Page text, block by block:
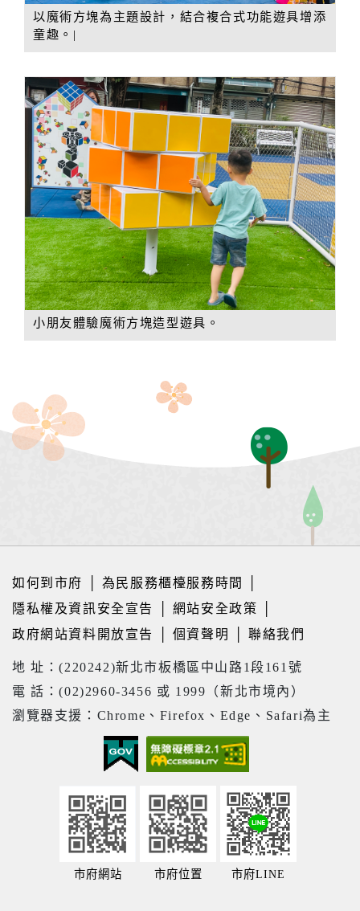
以魔術方塊為主題設計，結合複合式功能遊具增添
童趣。|
小朋友體驗魔術方塊造型遊具。
如何到市府 為民服務櫃檯服務時間
隱私權及資訊安全宣告
網站安全政策
政府網站資料開放宣告
個資聲明 │聯絡我們
地 址：(220242)新北市板橋區中山路1段161號
電 話：(02)2960-3456 或 1999（新北市境內）
瀏覽器支援：Chrome、Firefox、Edge、Safari為主
市府網站 市府位置 市府LINE